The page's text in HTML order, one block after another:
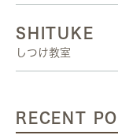
SHITUKE
しつけ教室
RECENT